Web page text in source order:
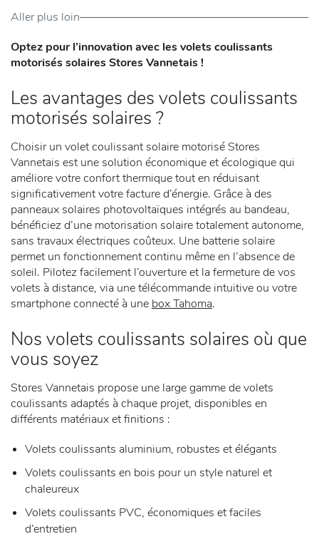
Aller plus loin
Optez pour l’innovation avec les volets coulissants
motorisés solaires Stores Vannetais !
Les avantages des volets coulissants
motorisés solaires ?
Choisir un volet coulissant solaire motorisé Stores
Vannetais est une solution économique et écologique qui
améliore votre confort thermique tout en réduisant
significativement votre facture d’énergie. Grâce à des
panneaux solaires photovoltaïques intégrés au bandeau,
bénéficiez d’une motorisation solaire totalement autonome,
sans travaux électriques coûteux. Une batterie solaire
permet un fonctionnement continu même en l’absence de
soleil. Pilotez facilement l’ouverture et la fermeture de vos
volets à distance, via une télécommande intuitive ou votre
smartphone connecté à une box Tahoma.
Nos volets coulissants solaires où que
vous soyez
Stores Vannetais propose une large gamme de volets
coulissants adaptés à chaque projet, disponibles en
différents matériaux et finitions :
Volets coulissants aluminium, robustes et élégants
Volets coulissants en bois pour un style naturel et
chaleureux
Volets coulissants PVC, économiques et faciles
d’entretien